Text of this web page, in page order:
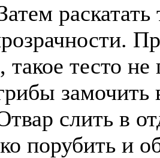
такое тесто
замочить
слить в
порубить и